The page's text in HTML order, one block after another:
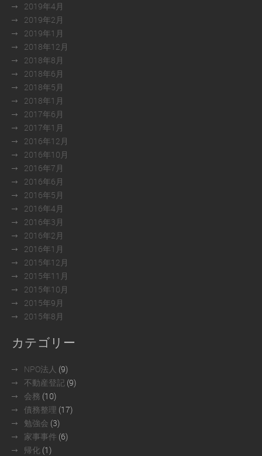
2019年4月
2019年2月
2019年1月
2018年12月
2018年8月
2018年6月
2018年5月
2018年1月
2017年6月
2017年1月
2016年12月
2016年10月
2016年7月
2016年6月
2016年5月
2016年4月
2016年3月
2016年2月
2016年1月
2015年12月
2015年11月
2015年10月
2015年9月
2015年8月
カテゴリー
NPO法人 (9)
不動産登記 (9)
会務 (10)
債務整理 (17)
勉強会 (3)
家事事件 (6)
帰化 (1)